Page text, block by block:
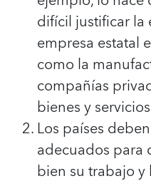
difícil justificar la
empresa estatal
como la
compañías
bienes y
Los países
adecuados para
bien su trabajo